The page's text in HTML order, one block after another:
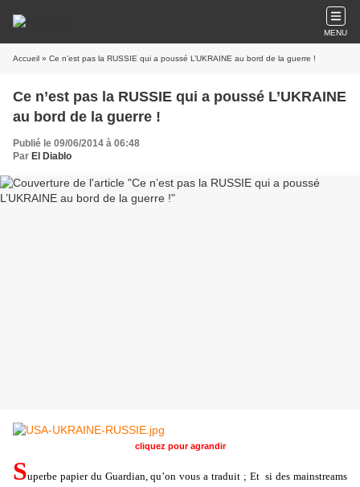
MENU
Accueil » Ce n’est pas la RUSSIE qui a poussé L’UKRAINE au bord de la guerre !
Ce n’est pas la RUSSIE qui a poussé L’UKRAINE
au bord de la guerre !
Publié le 09/06/2014 à 06:48
Par El Diablo
cliquez pour agrandir
Superbe papier du Guardian, qu’on vous a traduit ; Et si des mainstreams